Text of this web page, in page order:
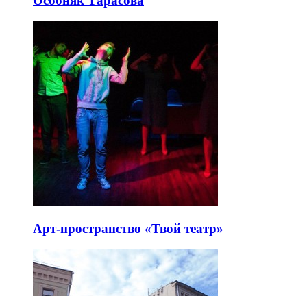
Арт-пространство «Твой театр»